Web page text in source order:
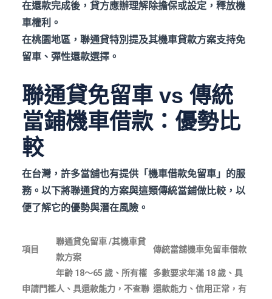
在還款完成後，貸方應辦理解除擔保或設定，釋放機
車權利。
在桃園地區，聯通貸特別提及其機車貸款方案支持免
留車、彈性還款選擇。
聯通貸免留車 vs 傳統
當鋪機車借款：優勢比
較
在台灣，許多當舖也有提供「機車借款免留車」的服
務。以下將聯通貸的方案與這類傳統當鋪做比較，以
便了解它的優勢與潛在風險。
項目
聯通貸免留車 /其機車貸
款方案
傳統當舖機車免留車借款
申請門檻
年齡 18～65 歲、所有權
人、具還款能力，不查聯
多數要求年滿 18 歲、具
還款能力、信用正常，有